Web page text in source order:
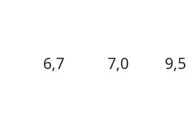
6,7 7,0 9,5